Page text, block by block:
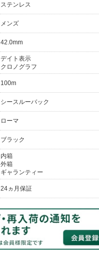
ステンレス
メンズ
42.0mm
デイト表示
クロノグラフ
100m
シースルーバック
ローマ
ブラック
内箱
外箱
ギャランティー
24ヵ月保証